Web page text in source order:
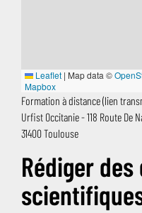
Alma
Centre Régional SUDOC-PS
Intranet Réseau
Numérisation à la demande
Expositions Virtuelles
Le carnet de
Organisation du SICD
Leaflet | Map data ©
Mapbox
Formation à distance (lien
Urfist Occitanie - 118 Route De
31400 Toulouse
Rédiger